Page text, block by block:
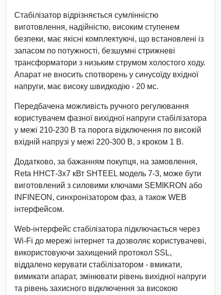
Стабілізатор відрізняється сумлінністю
виготовлення, надійністю, високим ступенем
безпеки, має якісні комплектуючі, що встановлені із
запасом по потужності, безшумні стрижневі
трансформатори з низьким струмом холостого ходу.
Апарат не вносить спотворень у синусоїду вхідної
напруги, має високу швидкодію - 20 мс.
Передбачена можливість ручного регулювання
користувачем фазної вихідної напруги стабілізатора
у межі 210-230 В та порога відключення по високій
вхідній напрузі у межі 220-300 В, з кроком 1 В.
Додатково, за бажанням покупця, на замовлення,
Reta ННСТ-3х7 кВт SHTEEL модель 7-3, може бути
виготовлений з силовими ключами SEMIKRON або
INFINEON, синхронізатором фаз, а також WEB
інтерфейсом.
Web-інтерфейс стабілізатора підключається через
Wi-Fi до мережі інтернет та дозволяє користувачеві,
використовуючи захищений протокол SSL,
віддалено керувати стабілізатором - вмикати,
вимикати апарат, змінювати рівень вихідної напруги
та рівень захисного відключення за високою